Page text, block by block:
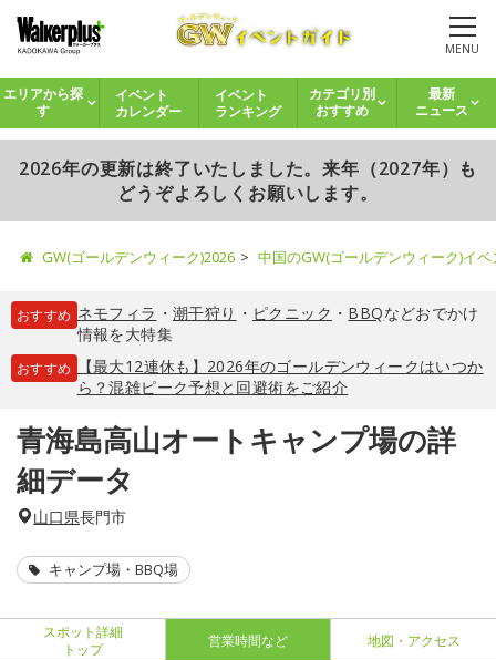
MENU
エリアから探
す
イベント
カレンダー
イベント
ランキング
カテゴリ別
おすすめ
最新
ニュース
2026年の更新は終了いたしました。来年（2027年）も
どうぞよろしくお願いします。
GW(ゴールデンウィーク)2026 中国のGW(ゴールデンウィーク)イ
おすすめ ネモフィラ ・ 潮干狩り ・ ピクニック ・ BBQなどおでかけ
情報を大特集
おすすめ
【最大12連休も】2026年のゴールデンウィークはいつか
ら？混雑ピーク予想と回避術をご紹介
青海島高山オートキャンプ場の詳
細データ
山口県長門市
キャンプ場・BBQ場
スポット詳細
トップ
営業時間など 地図・アクセス